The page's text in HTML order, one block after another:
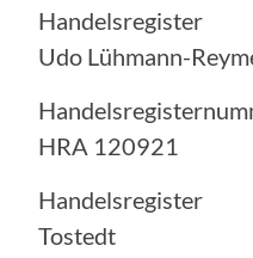
Handelsregister
Udo Lühmann-
HRA 120921
Handelsregister
Tostedt